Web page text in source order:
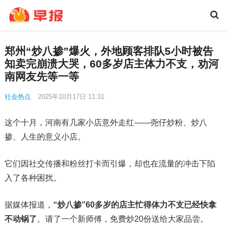
郑州“炒八掺”爆火，外地顾客排队5小时被告
知卖完崩溃大哭，60多岁店主体力不支，劝河
南网友先等一等
社会热点 2025年10月17日 11:31
这个十月，河南有几家小店意外走红——尧仔炒粉、炒八
掺、人生的意义小店。
它们因社交传播和粉丝打卡而引爆，却也在流量的冲击下陷
入了各种困扰。
据媒体报道， “炒八掺”60多岁的店主忙得体力不支已经快拿
不动锅了。请了一个新师傅，免费炒20份送给大家品尝。